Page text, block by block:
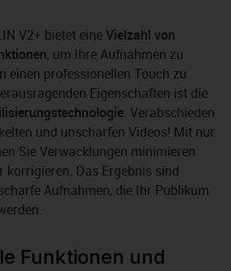
V2+ bietet eineVielzahl von
, um Ihre Aufnahmen zu
einen professionellen Touch zu
Eigenschaften ist die
. Verabschieden
und unscharfen Videos! Mit nur
Sie Verwacklungen minimieren
korrigieren. Das Ergebnis sind
Aufnahmen, die Ihr Publikum
Funktionen und